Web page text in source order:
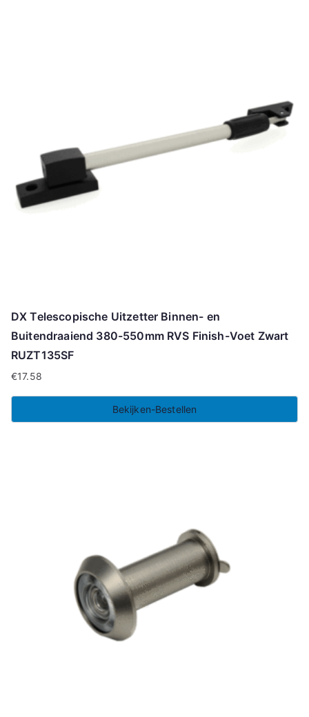
DX Telescopische Uitzetter Binnen- en
Buitendraaiend 380-550mm RVS Finish-Voet Zwart
RUZT135SF
€17.58
Bekijken-Bestellen